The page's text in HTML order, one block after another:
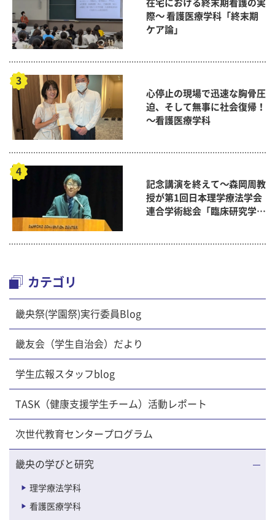
在宅における終末期看護の実
際～ 看護医療学科「終末期
ケア論」
心停止の現場で迅速な胸骨圧
迫、そして無事に社会復帰！
～看護医療学科
記念講演を終えて～森岡周教
授が第1回日本理学療法学会
連合学術総会「臨床研究学術
カテゴリ
畿央祭(学園祭)実行委員Blog
畿友会（学生自治会）だより
学生広報スタッフblog
TASK（健康支援学生チーム）活動レポート
次世代教育センタープログラム
畿央の学びと研究
理学療法学科
看護医療学科